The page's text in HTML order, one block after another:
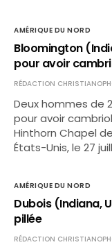
AMÉRIQUE DU NORD
Bloomington
pour avoir
RÉDACTION
Deux hommes de
pour avoir
Hinthorn Chapel
États-Unis, le 27
AMÉRIQUE DU NORD
Dubois (Indiana,
pillée
RÉDACTION